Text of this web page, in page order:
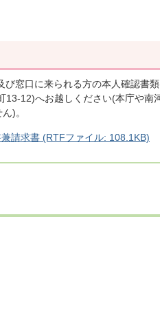
窓口に来られる方の本人確認書
12)へお越しください(本庁や南
)。
請求書 (RTFファイル: 108.1KB)